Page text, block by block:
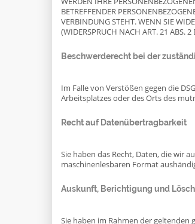
BETREFFENDER
VERBINDUNG STEHT. WENN SIE
(WIDERSPRUCH NACH ART. 21 ABS. 2
Beschwerde­recht bei der
Im Falle von Verstößen gegen die
Arbeitsplatzes oder des Orts des
Recht auf Daten­übertrag­barkeit
Sie haben das Recht, Daten, die wir
maschinenlesbaren Format
Auskunft, Berichtigung und
Sie haben im Rahmen der